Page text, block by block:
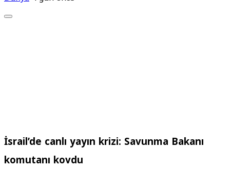
İsrail’de canlı yayın krizi: Savunma Bakanı
komutanı kovdu